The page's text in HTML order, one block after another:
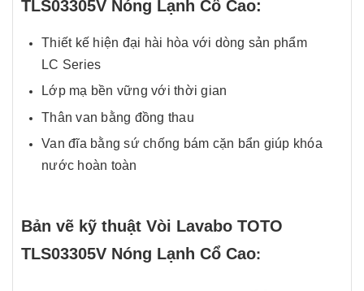
TLS03305V Nóng Lạnh Cổ Cao:
Thiết kế hiện đại hài hòa với dòng sản phẩm
LC Series
Lớp mạ bền vững với thời gian
Thân van bằng đồng thau
Van đĩa bằng sứ chống bám cặn bẩn giúp khóa
nước hoàn toàn
Bản vẽ kỹ thuật Vòi Lavabo TOTO
TLS03305V Nóng Lạnh Cổ Cao: